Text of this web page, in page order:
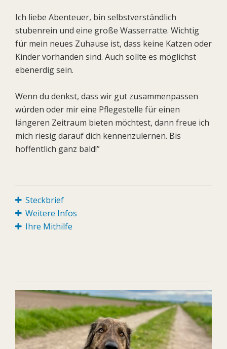
Ich liebe Abenteuer, bin selbstverständlich
stubenrein und eine große Wasserratte. Wichtig
für mein neues Zuhause ist, dass keine Katzen oder
Kinder vorhanden sind. Auch sollte es möglichst
ebenerdig sein.
Wenn du denkst, dass wir gut zusammenpassen
würden oder mir eine Pflegestelle für einen
längeren Zeitraum bieten möchtest, dann freue ich
mich riesig darauf dich kennenzulernen. Bis
hoffentlich ganz bald!”
Steckbrief
Weitere Infos
Ihre Mithilfe